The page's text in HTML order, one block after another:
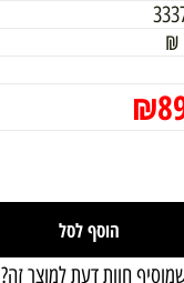
₪
₪
הוסף לסל
חוות דעת למוצר זה?